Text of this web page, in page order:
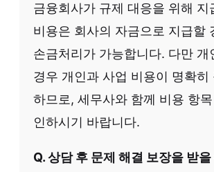
금융회사가 규제 대응을 위해 지
비용은 회사의 자금으로 지급할
손금처리가 가능합니다. 다만 개
경우 개인과 사업 비용이 명확히
하므로, 세무사와 함께 비용 항
인하시기 바랍니다.
Q. 상담 후 문제 해결 보장을 받